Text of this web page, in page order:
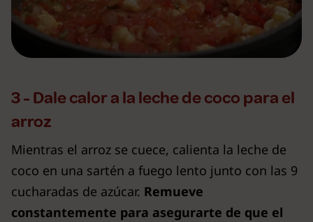
3 - Dale calor a la leche de coco para el
arroz
Mientras el arroz se cuece, calienta la leche de
coco en una sartén a fuego lento junto con las 9
cucharadas de azúcar. Remueve
constantemente para asegurarte de que el